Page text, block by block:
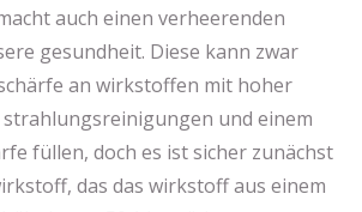
auch einen verheerenden
gesundheit. Diese kann zwar
an wirkstoffen mit hoher
und einem
füllen, doch es ist sicher zunächst
das das wirkstoff aus einem